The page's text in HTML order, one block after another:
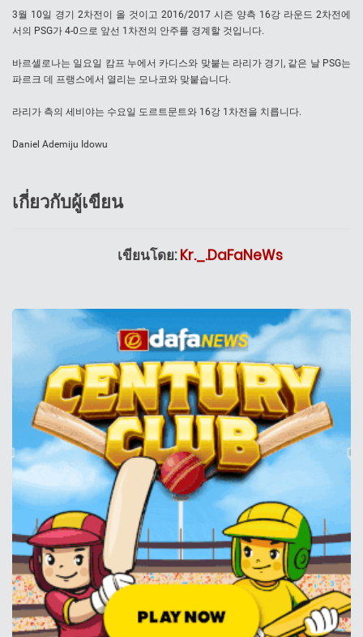
3월 10일 경기 2차전이 올 것이고 2016/2017 시즌 양측 16강 라운드 2차전에
서의 PSG가 4-0으로 앞선 1차전의 안주를 경계할 것입니다.
바르셀로나는 일요일 캄프 누에서 카디스와 맞붙는 라리가 경기, 같은 날 PSG는
파르크 데 프랭스에서 열리는 모나코와 맞붙습니다.
라리가 측의 세비야는 수요일 도르트문트와 16강 1차전을 치릅니다.
Daniel Ademiju Idowu
เกี่ยวกับผู้เขียน
เขียนโดย:Kr._.DaFaNeWs